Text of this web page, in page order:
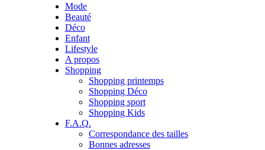
Mode
Beauté
Déco
Enfant
Lifestyle
A propos
Shopping
Shopping printemps
Shopping Déco
Shopping sport
Shopping Kids
F.A.Q.
Correspondance des tailles
Bonnes adresses